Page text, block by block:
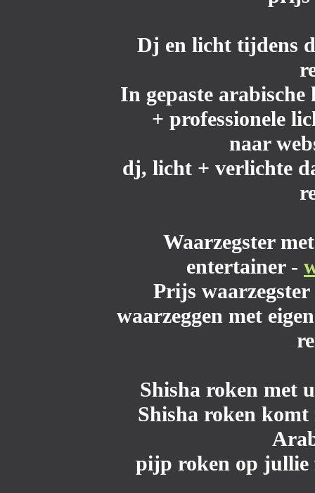
Dj en lichttijdens
In gepaste
+ professionele
naar
dj, licht + verlichte
Waarzegstermet
entertainer -
Prijs
waarzeggen met
Shisha roken met
Shisha roken komt
pijp roken op jullie